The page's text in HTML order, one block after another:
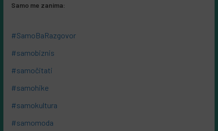
Samo me zanima:
#SamoBaRazgovor
#samobiznis
#samočitati
#samohike
#samokultura
#samomoda